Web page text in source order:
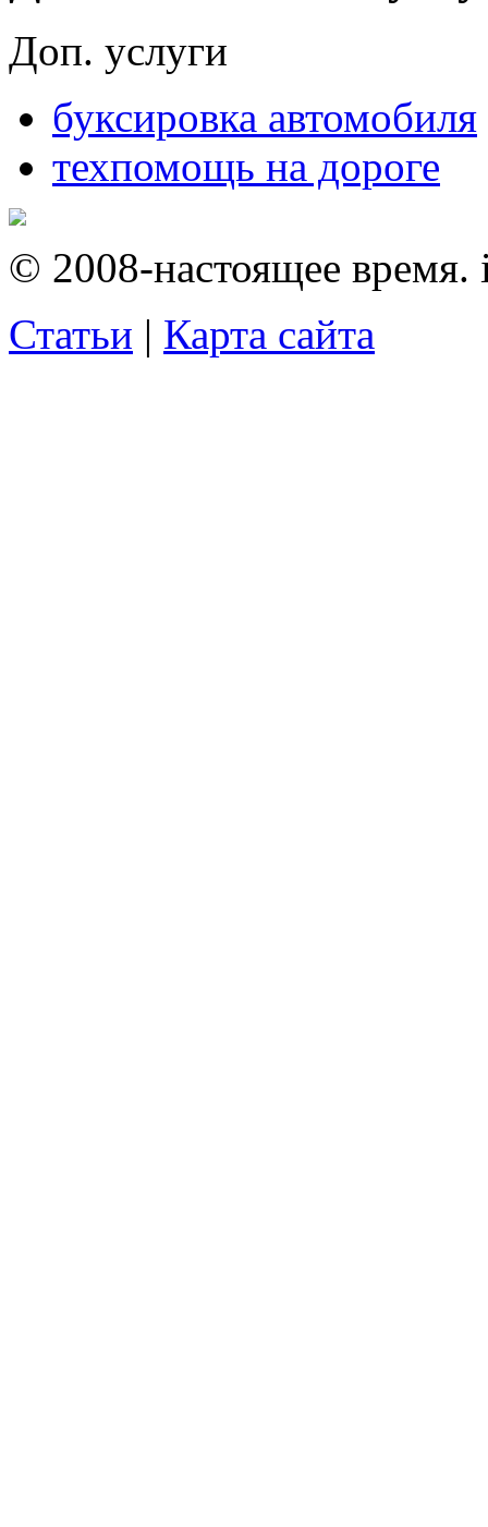
Доп. услуги
буксировка автомобиля
техпомощь на дороге
© 2008-настоящее время.
Статьи | Карта сайта